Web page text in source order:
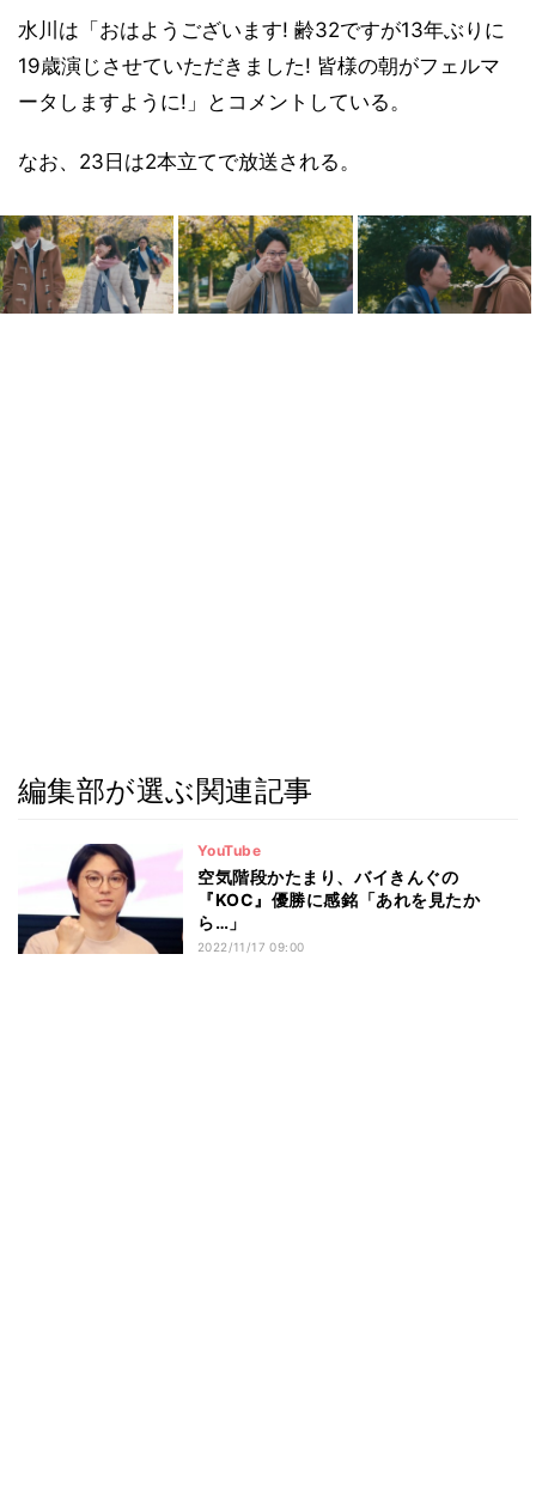
水川は「おはようございます! 齢32ですが13年ぶりに
19歳演じさせていただきました! 皆様の朝がフェルマ
ータしますように!」とコメントしている。
なお、23日は2本立てで放送される。
編集部が選ぶ関連記事
YouTube
空気階段かたまり、バイきんぐの
『KOC』優勝に感銘「あれを見たか
ら…」
2022/11/17 09:00